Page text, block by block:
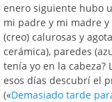
enero siguiente hubo
mi padre y mi madre y
(creo) calurosas y
cerámica), paredes
tenía yo en la
esos días descubrí el
(«Demasiado tarde